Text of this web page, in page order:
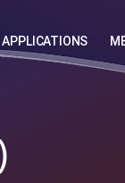
APPLICATIONS